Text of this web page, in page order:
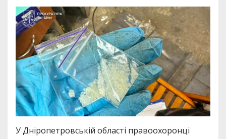
У Дніропетровській області правоохоронці